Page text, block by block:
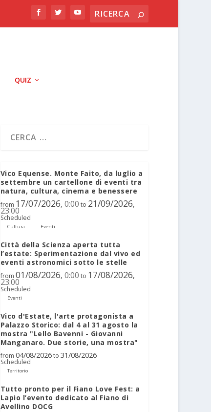
QUIZ
Vico Equense. Monte Faito, da luglio a
settembre un cartellone di eventi tra
natura, cultura, cinema e benessere
from 17/07/2026, 0:00 to 21/09/2026,
23:00
Scheduled
Cultura Eventi
Città della Scienza aperta tutta
l’estate: Sperimentazione dal vivo ed
eventi astronomici sotto le stelle
from 01/08/2026, 0:00 to 17/08/2026,
23:00
Scheduled
Eventi
Vico d'Estate, l'arte protagonista a
Palazzo Storico: dal 4 al 31 agosto la
mostra "Lello Bavenni - Giovanni
Manganaro. Due storie, una mostra"
from 04/08/2026to 31/08/2026
Scheduled
Territorio
Tutto pronto per il Fiano Love Fest: a
Lapio l’evento dedicato al Fiano di
Avellino DOCG